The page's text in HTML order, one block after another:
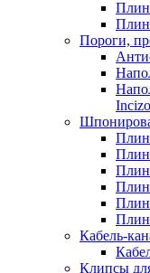
Пороги,
Incizo
Кабель-
Клипсы